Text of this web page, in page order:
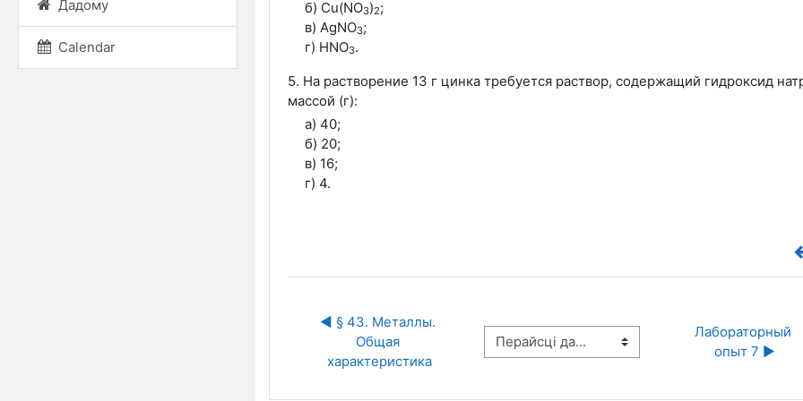
Дадому
Calendar
б) Cu(NO3)2;
в) AgNO3;
г) HNO3.
5. На растворение 13 г цинка требуется раствор, содержащий гидроксид
массой (г):
а) 40;
б) 20;
в) 16;
г) 4.
◀︎ § 43. Металлы.
Общая
характеристика
Перайсці да...
Лабораторный
опыт 7 ▶︎